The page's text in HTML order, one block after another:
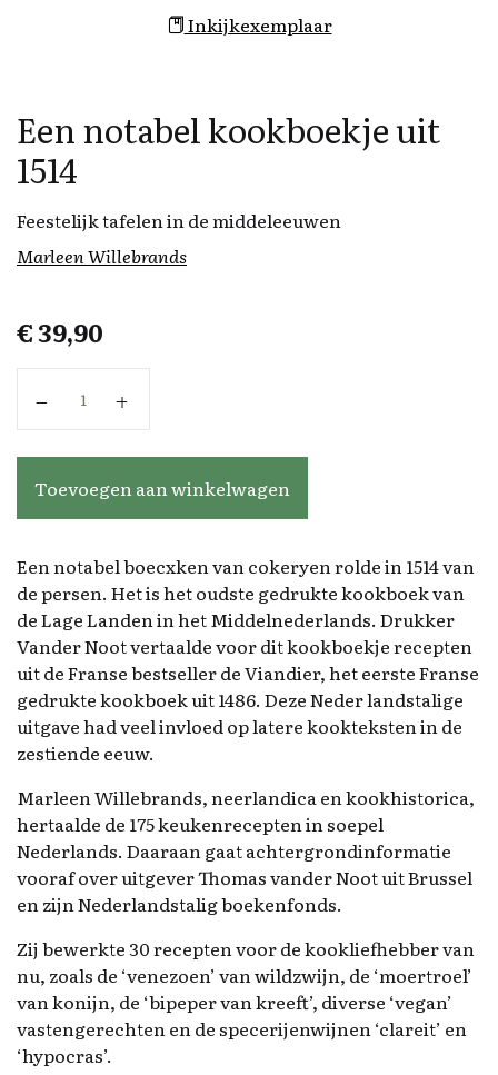
Inkijkexemplaar
Een notabel kookboekje uit
1514
Feestelijk tafelen in de middeleeuwen
Marleen Willebrands
€39,90
Toevoegen aan winkelwagen
Een notabel boecxken van cokeryen rolde in 1514 van
de persen. Het is het oudste gedrukte kookboek van
de Lage Landen in het Middelnederlands. Drukker
Vander Noot vertaalde voor dit kookboekje recepten
uit de Franse bestseller de Viandier, het eerste Franse
gedrukte kookboek uit 1486. Deze Neder landstalige
uitgave had veel invloed op latere kookteksten in de
zestiende eeuw.
Marleen Willebrands, neerlandica en kookhistorica,
hertaalde de 175 keukenrecepten in soepel
Nederlands. Daaraan gaat achtergrondinformatie
vooraf over uitgever Thomas vander Noot uit Brussel
en zijn Nederlandstalig boekenfonds.
Zij bewerkte 30 recepten voor de kookliefhebber van
nu, zoals de ‘venezoen’ van wildzwijn, de ‘moertroel’
van konijn, de ‘bipeper van kreeft’, diverse ‘vegan’
vastengerechten en de specerijenwijnen ‘clareit’ en
‘hypocras’.